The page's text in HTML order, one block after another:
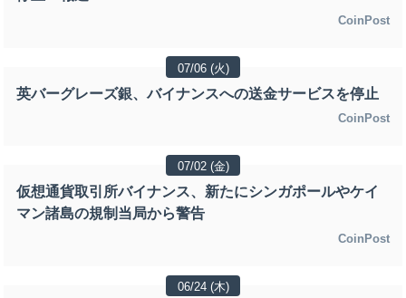
CoinPost
07/06 (火)
英バーグレーズ銀、バイナンスへの送金サービスを停止
CoinPost
07/02 (金)
仮想通貨取引所バイナンス、新たにシンガポールやケイ
マン諸島の規制当局から警告
CoinPost
06/24 (木)